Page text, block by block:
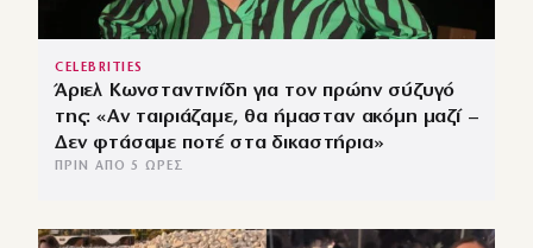
CELEBRITIES
Άριελ Κωνσταντινίδη για τον πρώην σύζυγό
της: «Αν ταιριάζαμε, θα ήμασταν ακόμη μαζί –
Δεν φτάσαμε ποτέ στα δικαστήρια»
ΠΡΙΝ ΑΠΌ 5 ΏΡΕΣ